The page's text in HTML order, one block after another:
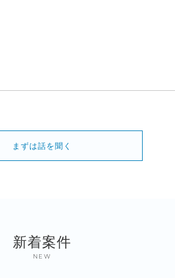
まずは話を聞く
新着案件
NEW